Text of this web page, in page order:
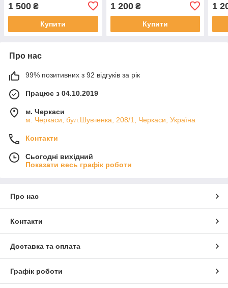
майстрів
1 500 ₴
Купити
майстрів
1 200₴
Купити
1
Про нас
99% позитивних з 92 відгуків за рік
Працює з 04.10.2019
м. Черкаси
м. Черкаси, бул.Шувченка, 208/1, Черкаси, Україна
Контакти
Сьогодні вихідний
Показати весь графік роботи
Про нас
Контакти
Доставка та оплата
Графік роботи